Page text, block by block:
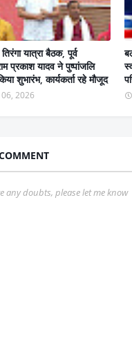
यात्रा बैठक, पूर्व
प्रकाश यादव ने पुष्पांजलि
शुभारंभ, कार्यकर्ता रहे मौजूद
2026
any doubts, please let me know